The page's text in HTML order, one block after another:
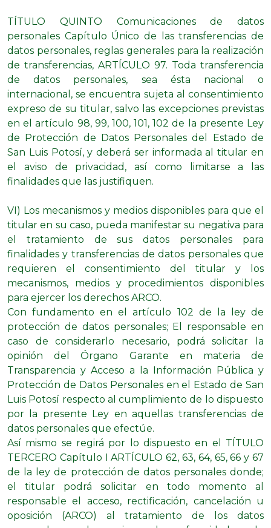
TÍTULO QUINTO Comunicaciones de datos
personales Capítulo Único de las transferencias de
datos personales, reglas generales para la realización
de transferencias, ARTÍCULO 97. Toda transferencia
de datos personales, sea ésta nacional o
internacional, se encuentra sujeta al consentimiento
expreso de su titular, salvo las excepciones previstas
en el artículo 98, 99, 100, 101, 102 de la presente Ley
de Protección de Datos Personales del Estado de
San Luis Potosí, y deberá ser informada al titular en
el aviso de privacidad, así como limitarse a las
finalidades que las justifiquen.
VI) Los mecanismos y medios disponibles para que el
titular en su caso, pueda manifestar su negativa para
el tratamiento de sus datos personales para
finalidades y transferencias de datos personales que
requieren el consentimiento del titular y los
mecanismos, medios y procedimientos disponibles
para ejercer los derechos ARCO.
Con fundamento en el artículo 102 de la ley de
protección de datos personales; El responsable en
caso de considerarlo necesario, podrá solicitar la
opinión del Órgano Garante en materia de
Transparencia y Acceso a la Información Pública y
Protección de Datos Personales en el Estado de San
Luis Potosí respecto al cumplimiento de lo dispuesto
por la presente Ley en aquellas transferencias de
datos personales que efectúe.
Así mismo se regirá por lo dispuesto en el TÍTULO
TERCERO Capítulo I ARTÍCULO 62, 63, 64, 65, 66 y 67
de la ley de protección de datos personales donde;
el titular podrá solicitar en todo momento al
responsable el acceso, rectificación, cancelación u
oposición (ARCO) al tratamiento de los datos